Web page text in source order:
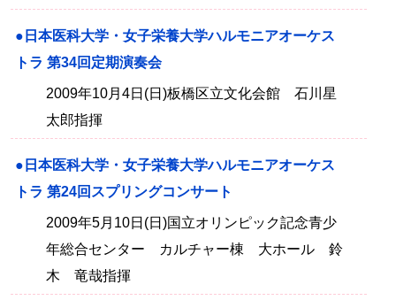
●日本医科大学・女子栄養大学ハルモニアオーケス
トラ 第34回定期演奏会
2009年10月4日(日)板橋区立文化会館 石川星
太郎指揮
●日本医科大学・女子栄養大学ハルモニアオーケス
トラ 第24回スプリングコンサート
2009年5月10日(日)国立オリンピック記念青少
年総合センター カルチャー棟 大ホール 鈴
木 竜哉指揮